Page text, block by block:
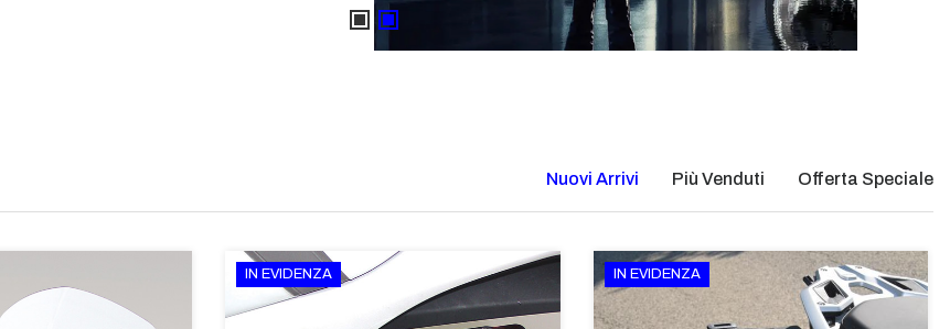
Nuovi Arrivi Più Venduti Offerta Speciale
IN EVIDENZA IN EVIDENZA